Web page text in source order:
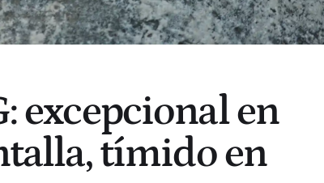
excepcional en
tímido en